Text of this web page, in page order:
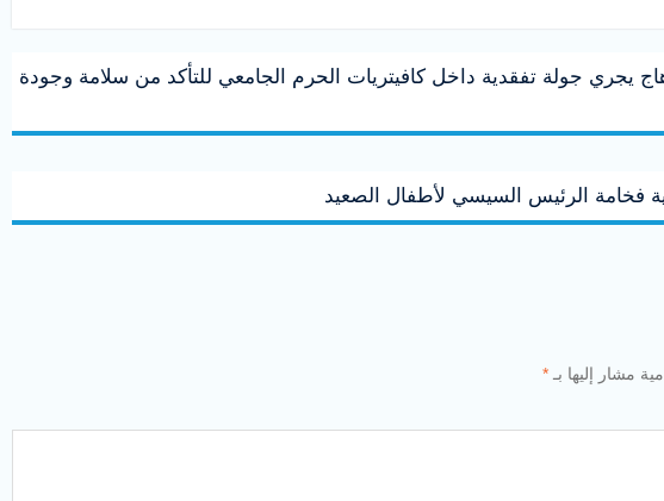
يجري جولة تفقدية داخل كافيتريات الحرم الجامعي للتأكد من سلامة وجودة
فخامة الرئيس السيسي لأطفال الصعيد
مشار إليها بـ *